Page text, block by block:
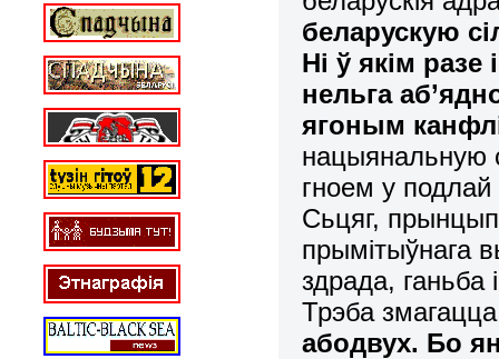
беларускую
Ні ў якім
нельга
ягоным
нацыянальную
гноем у
Сьцяг,
прымітыўнага
здрада, ганьба
Трэба
абодвух. Бо